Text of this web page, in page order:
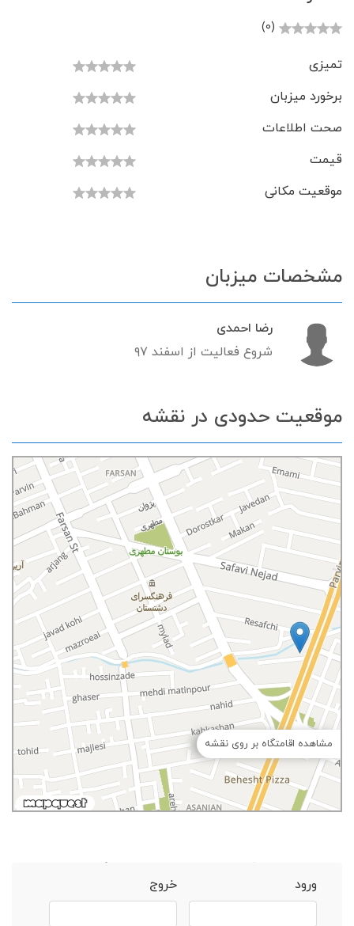
(0)
تمیزی
برخورد میزبان
صحت اطلاعات
قیمت
موقعیت مکانی
مشخصات میزبان
رضا احمدی
شروع فعالیت از اسفند ۹۷
موقعیت حدودی در نقشه
مشاهده اقامتگاه بر روی نقشه
ورود
خروج